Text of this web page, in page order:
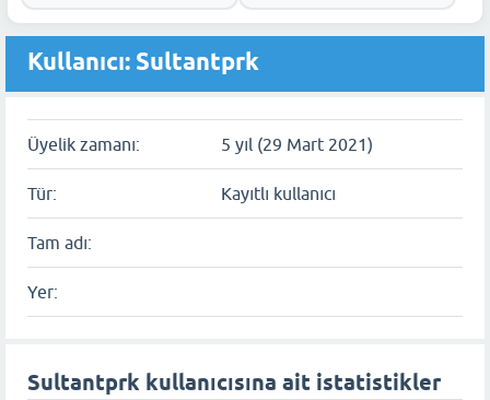
Kullanıcı: Sultantprk
Üyelik zamanı: 5 yıl (29 Mart 2021)
Tür: Kayıtlı kullanıcı
Tam adı:
Yer:
Sultantprk kullanıcısına ait istatistikler